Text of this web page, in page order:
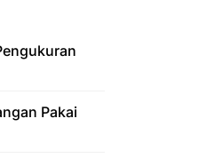
Pakai